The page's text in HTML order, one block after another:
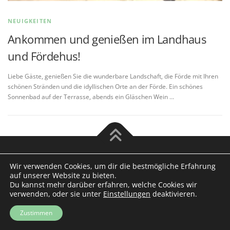
NEUIGKEITEN
Ankommen und genießen im Landhaus
und Fördehus!
Liebe Gäste, genießen Sie die wunderbare Landschaft, die Förde mit Ihren
schönen Stränden und die idyllischen Orte an der Förde. Ein schönes
Sonnenbad auf der Terrasse, abends ein Gläschen Wein …
Wir verwenden Cookies, um dir die bestmögliche Erfahrung
auf unserer Website zu bieten.
Du kannst mehr darüber erfahren, welche Cookies wir
verwenden, oder sie unter Einstellungen deaktivieren.
Zustimmen